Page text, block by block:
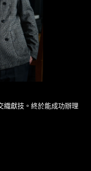
織獻技。終於能成功辦理